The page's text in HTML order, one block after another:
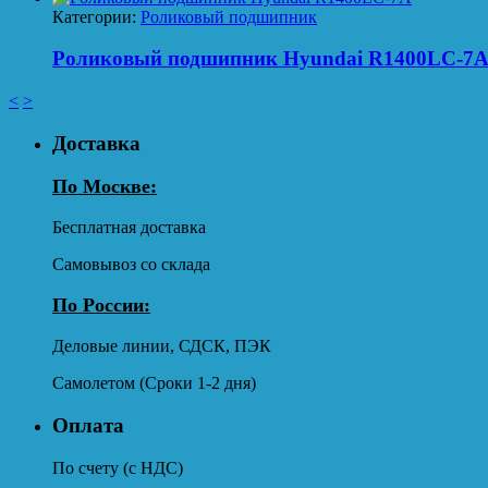
Категории: Роликовый подшипник
Роликовый подшипник Hyundai R1400LC-7A
< >
Доставка
По Москве:
Бесплатная доставка
Самовывоз со склада
По России:
Деловые линии, СДСК, ПЭК
Самолетом (Сроки 1-2 дня)
Оплата
По счету (с НДС)